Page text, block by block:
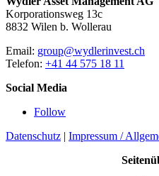
Korporationsweg 13c
8832 Wilen b. Wollerau
Email: group@wydlerinvest.ch
Telefon: +41 44 575 18 11
Social Media
Follow
Datenschutz | Impressum /